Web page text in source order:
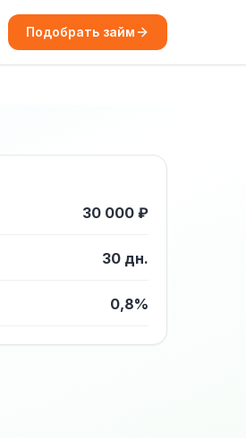
Подобрать займ
30 000 ₽
30 дн.
0,8%